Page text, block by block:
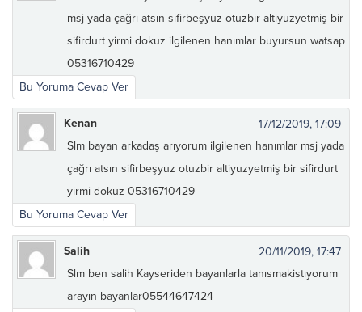
msj yada çağrı atsın sifirbeşyuz otuzbir altiyuzyetmiş bir
sifirdurt yirmi dokuz ilgilenen hanımlar buyursun watsap
05316710429
Bu Yoruma Cevap Ver
Kenan
17/12/2019, 17:09
Slm bayan arkadaş arıyorum ilgilenen hanımlar msj yada
çağrı atsın sifirbeşyuz otuzbir altiyuzyetmiş bir sifirdurt
yirmi dokuz 05316710429
Bu Yoruma Cevap Ver
Salih
20/11/2019, 17:47
Slm ben salih Kayseriden bayanlarla tanısmakistıyorum
arayın bayanlar05544647424